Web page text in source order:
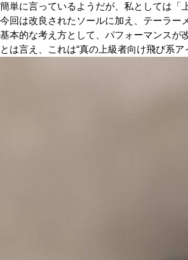
簡単に言っているようだが、私としては「
今回は改良されたソールに加え、テーラー
基本的な考え方として、パフォーマンスが
とは言え、これは“真の上級者向け飛び系